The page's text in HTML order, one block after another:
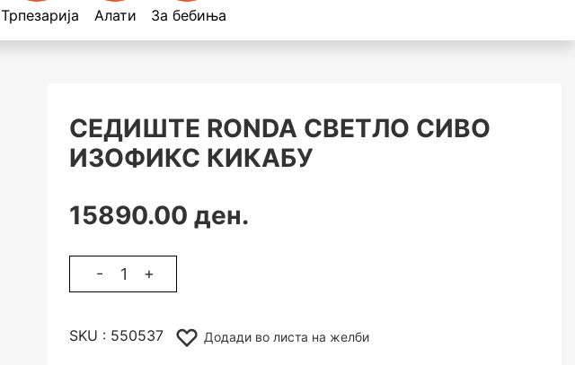
Трпезарија Алати За бебиња
СЕДИШТЕ RONDA СВЕТЛО СИВО
ИЗОФИКС КИКАБУ
15890.00 ден.
- +
SKU : 550537 Додади во листа на желби